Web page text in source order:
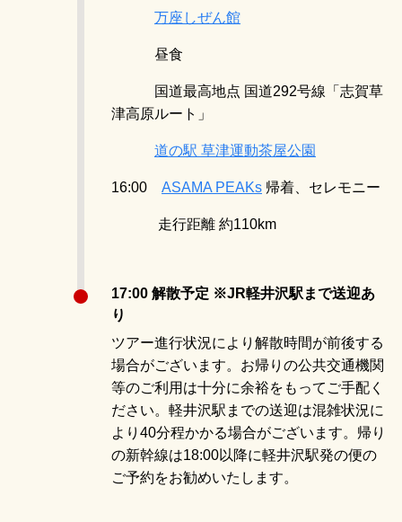
万座しぜん館
昼食
国道最高地点 国道292号線「志賀草
津高原ルート」
道の駅 草津運動茶屋公園
16:00 ASAMA PEAKs 帰着、セレモニー
走行距離 約110km
17:00 解散予定 ※JR軽井沢駅まで送迎あ
り
ツアー進行状況により解散時間が前後する
場合がございます。お帰りの公共交通機関
等のご利用は十分に余裕をもってご手配く
ださい。 軽井沢駅までの送迎は混雑状況に
より40分程かかる場合がございます。帰り
の新幹線は18:00以降に軽井沢駅発の便の
ご予約をお勧めいたします。